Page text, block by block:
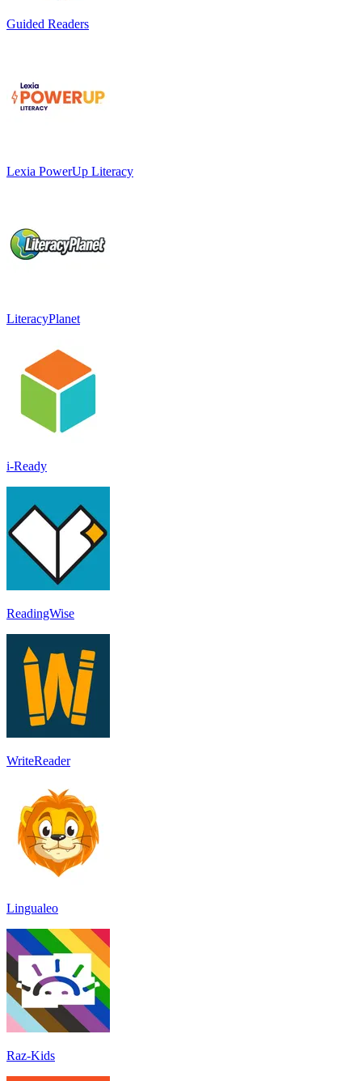
Guided Readers
Lexia PowerUp Literacy
LiteracyPlanet
i-Ready
ReadingWise
WriteReader
Lingualeo
Raz-Kids